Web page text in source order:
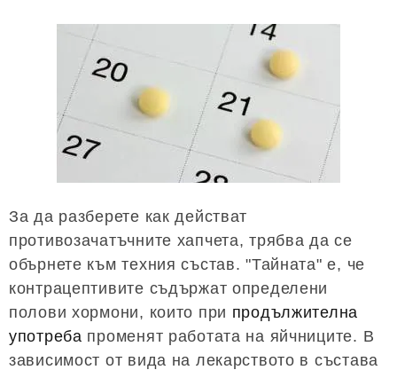
За да разберете как действат
противозачатъчните хапчета, трябва да се
обърнете към техния състав. "Тайната" е, че
контрацептивите съдържат определени
полови хормони, които при продължителна
употреба променят работата на яйчниците. В
зависимост от вида на лекарството в състава